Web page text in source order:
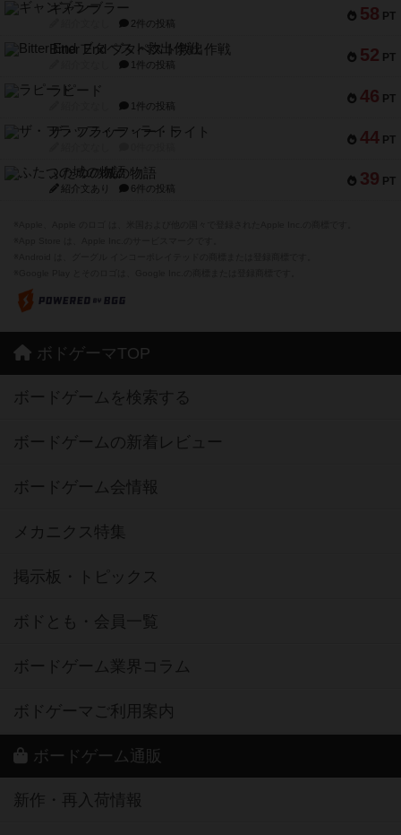
58 PT
ギャンブラー
2件の投稿
52 PT
Bitter End ブタペスト救出作戦
1件の投稿
46 PT
ラピード
1件の投稿
44 PT
ザ・フラッフィー・ライト
39 PT
ふたつの城の物語
紹介文あり 6件の投稿
ボドゲーマTOP
ボードゲームを検索する
ボードゲームの新着レビュー
ボードゲーム会情報
メカニクス特集
掲示板・トピックス
ボドとも・会員一覧
ボードゲーム業界コラム
ボドゲーマご利用案内
ボードゲーム通販
新作・再入荷情報